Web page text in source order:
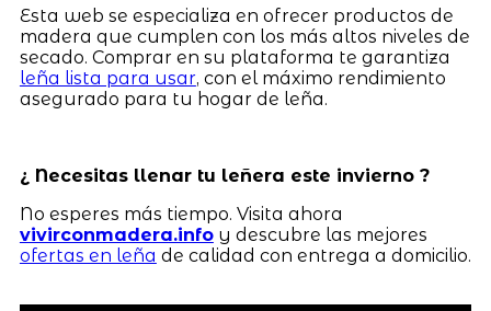
Esta web se especializa en ofrecer productos de
madera que cumplen con los más altos niveles de
secado. Comprar en su plataforma te garantiza
leña lista para usar, con el máximo rendimiento
asegurado para tu hogar de leña.
¿ Necesitas llenar tu leñera este invierno ?
No esperes más tiempo. Visita ahora
vivirconmadera.infoy descubre las mejores
ofertas en leña de calidad con entrega a domicilio.